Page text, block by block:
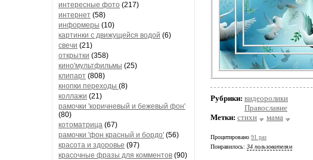
интересные фото (217)
интернет (58)
информеры (10)
картинки с движущейся водой (6)
свечи (21)
открытки (358)
кино'мультфильмы (25)
клипарт (808)
кнопки переходы (8)
коллажи (21)
рамочки 'коричневый и бежевый фон'
(80)
котоматрица (67)
рамочки 'фон красный и бордо' (56)
красота и здоровье (97)
красочные фразы для комментов (90)
Рубрики: видеоролики
Православие
Метки: стихи мама
Процитировано 91 раз
Понравилось: 34 пользователям